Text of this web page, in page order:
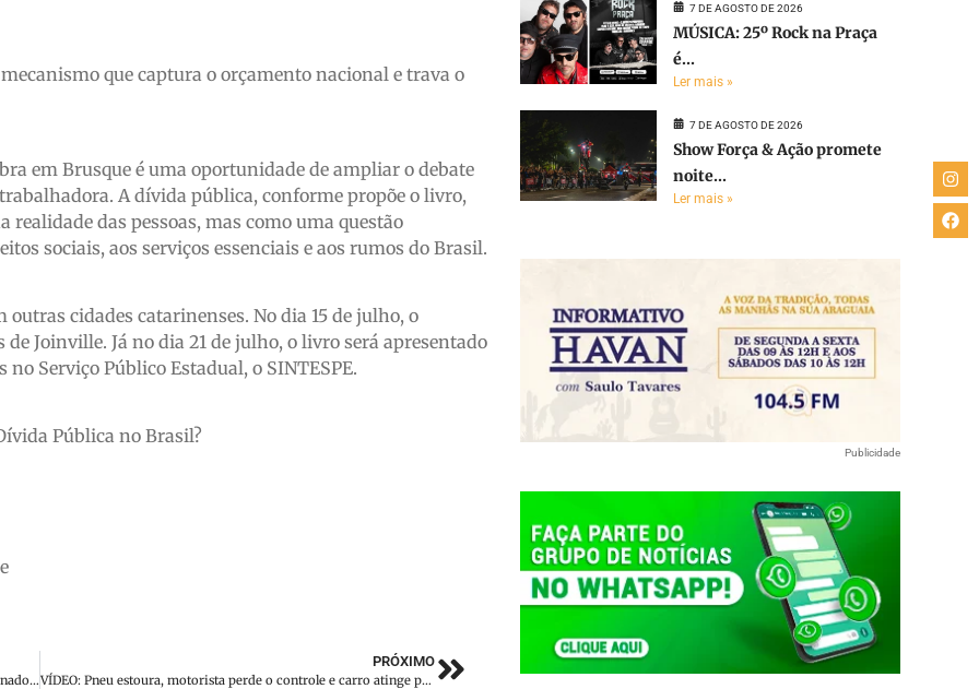
que captura o orçamento nacional e trava o
em Brusque é uma oportunidade de ampliar o debate
A dívida pública, conforme propõe o livro,
das pessoas, mas como uma questão
sociais, aos serviços essenciais e aos rumos do Brasil.
cidades catarinenses. No dia 15 de julho, o
Joinville. Já no dia 21 de julho, o livro será apresentado
Serviço Público Estadual, o SINTESPE.
Pública no Brasil?
Banco deve reconhecer parcelas pagas em boletos de site clonado e indenizar cliente
PRÓXIMO
VÍDEO: Pneu estoura, motorista perde o controle e carro atinge poste no bairro Guarani
7 DE AGOSTO DE 2026
MÚSICA: 25º Rock na Praça
é...
Ler mais »
7 DE AGOSTO DE 2026
Show Força & Ação promete
noite...
Ler mais »
Publicidade